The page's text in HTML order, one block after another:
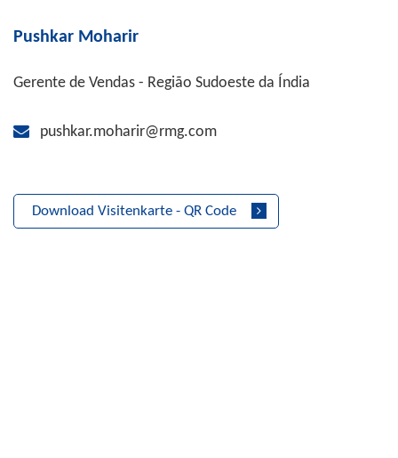
Pushkar Moharir
Gerente de Vendas - Região Sudoeste da Índia
pushkar.moharir@rmg.com
Download Visitenkarte - QR Code